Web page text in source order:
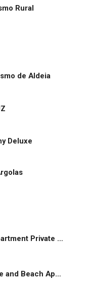
Rural
de Aldeia
Deluxe
Luxury Penthouse Apartment Private Jacuzzi, Albufeira
Pedras del Rei, Nature and Beach Apartment